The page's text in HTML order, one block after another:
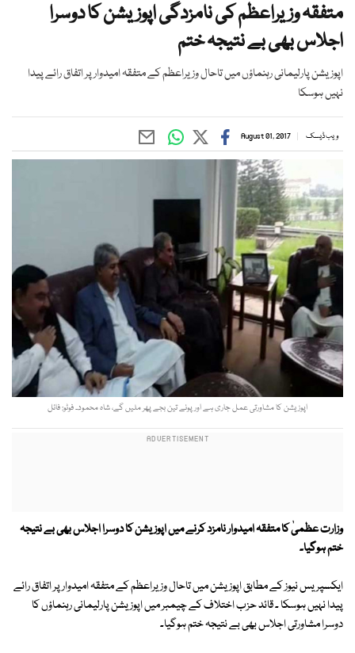
متفقہ وزیراعظم کی نامزدگی اپوزیشن کا دوسرا
اجلاس بھی بے نتیجہ ختم
اپوزیشن پارلیمانی رہنماؤں میں تاحال وزیراعظم کے متفقہ امیدوار پر اتفاق رائے پیدا
نہیں ہوسکا
ویب ڈیسک August 01, 2017
اپوزیشن کا مشاورتی عمل جاری ہے اور پونے تین بجے پھر ملیں گے، شاہ محمود۔ فوٹو: فائل
وزارت عظمیٰ کا متفقہ امیدوار نامزد کرنے میں اپوزیشن کا دوسرا اجلاس بھی بے نتیجہ
ختم ہوگیا۔
ایکسپریس نیوز کے مطابق اپوزیشن میں تاحال وزیراعظم کے متفقہ امیدوار پر اتفاق رائے
پیدا نہیں ہوسکا ۔ قائد حزب اختلاف کے چیمبر میں اپوزیشن پارلیمانی رہنماؤں کا
دوسرا مشاورتی اجلاس بھی بے نتیجہ ختم ہوگیا۔